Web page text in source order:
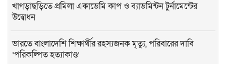
খাগড়াছড়িতে প্রমিলা একাডেমি কাপ ও ব্যাডমিন্টন টুর্নামেন্টের
উদ্বোধন
ভারতে বাংলাদেশি শিক্ষার্থীর রহস্যজনক মৃত্যু, পরিবারের দাবি
‘পরিকল্পিত হত্যাকাণ্ড’